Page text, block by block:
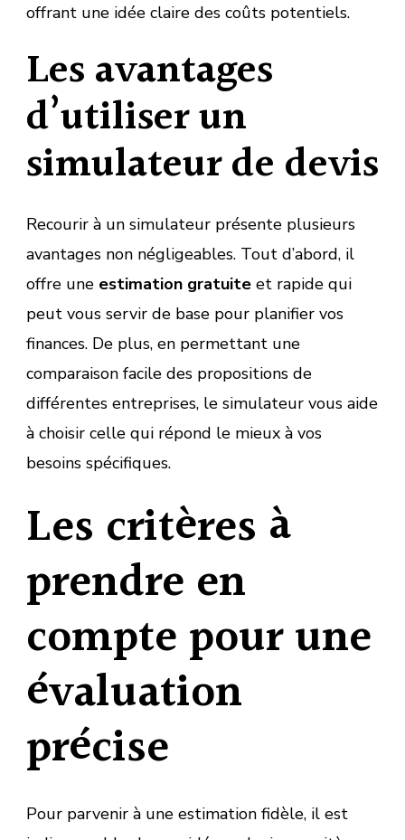
offrant une idée claire des coûts potentiels.
Les avantages
d’utiliser un
simulateur de devis
Recourir à un simulateur présente plusieurs
avantages non négligeables. Tout d’abord, il
offre une estimation gratuite et rapide qui
peut vous servir de base pour planifier vos
finances. De plus, en permettant une
comparaison facile des propositions de
différentes entreprises, le simulateur vous aide
à choisir celle qui répond le mieux à vos
besoins spécifiques.
Les critères à
prendre en
compte pour une
évaluation
précise
Pour parvenir à une estimation fidèle, il est